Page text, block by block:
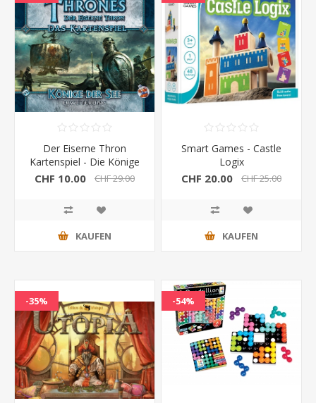
Der Eiserne Thron
Kartenspiel - Die Könige
der See
CHF 10.00 CHF 29.00
KAUFEN
Smart Games - Castle
Logix
CHF 20.00 CHF 25.00
KAUFEN
-35% -54%